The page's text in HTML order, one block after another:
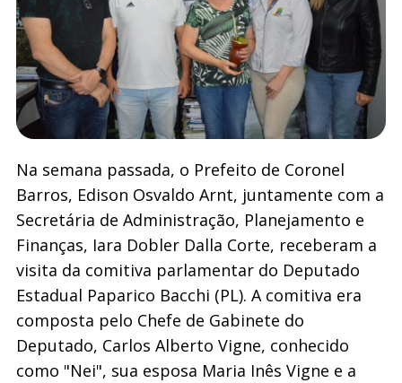
Na semana passada, o Prefeito de Coronel
Barros, Edison Osvaldo Arnt, juntamente com a
Secretária de Administração, Planejamento e
Finanças, Iara Dobler Dalla Corte, receberam a
visita da comitiva parlamentar do Deputado
Estadual Paparico Bacchi (PL). A comitiva era
composta pelo Chefe de Gabinete do
Deputado, Carlos Alberto Vigne, conhecido
como "Nei", sua esposa Maria Inês Vigne e a